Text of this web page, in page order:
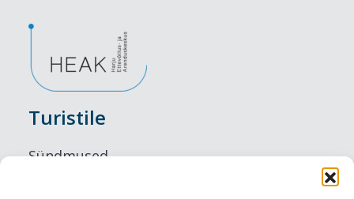
Turistile
Sündmused